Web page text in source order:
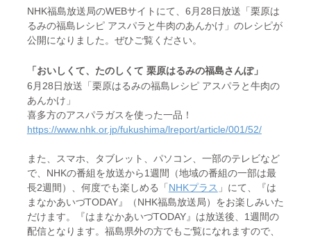
NHK福島放送局のWEBサイトにて、6月28日放送「栗原は
るみの福島レシピ アスパラと牛肉のあんかけ」のレシピが
公開になりました。ぜひご覧ください。
「おいしくて、たのしくて 栗原はるみの福島さんぽ」
6月28日放送「栗原はるみの福島レシピ アスパラと牛肉の
あんかけ」
喜多方のアスパラガスを使った一品！
https://www.nhk.or.jp/fukushima/lreport/article/001/52/
また、スマホ、タブレット、パソコン、一部のテレビなど
で、NHKの番組を放送から1週間（地域の番組の一部は最
長2週間）、何度でも楽しめる「NHKプラス 」にて、『は
まなかあいづTODAY』（NHK福島放送局）をお楽しみいた
だけます。『はまなかあいづTODAY』は放送後、1週間の
配信となります。福島県外の方でもご覧になれますので、